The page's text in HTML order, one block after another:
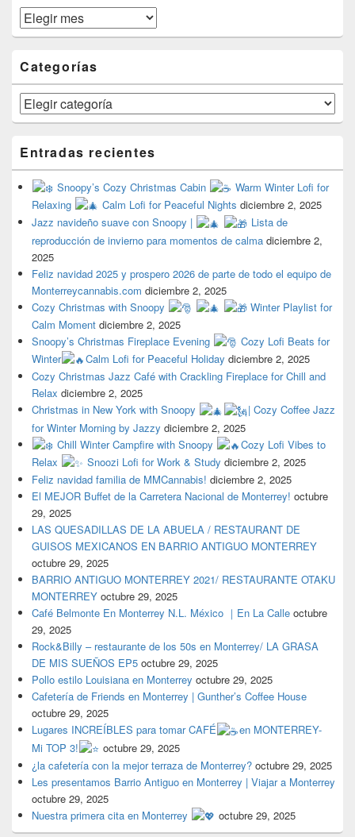
Archivos
Categorías
Categorías
Entradas recientes
Snoopy’s Cozy Christmas Cabin
Warm Winter Lofi for
Relaxing
Calm Lofi for Peaceful Nights diciembre 2, 2025
Jazz navideño suave con Snoopy |
Lista de
reproducción de invierno para momentos de calma diciembre 2,
2025
Feliz navidad 2025 y prospero 2026 de parte de todo el equipo de
Monterreycannabis.com diciembre 2, 2025
Cozy Christmas with Snoopy
Winter Playlist for
Calm Moment diciembre 2, 2025
Snoopy’s Christmas Fireplace Evening
Cozy Lofi Beats for
Winter
Calm Lofi for Peaceful Holiday diciembre 2, 2025
Cozy Christmas Jazz Café with Crackling Fireplace for Chill and
Relax diciembre 2, 2025
Christmas in New York with Snoopy
| Cozy Coffee Jazz
for Winter Morning by Jazzy diciembre 2, 2025
Chill Winter Campfire with Snoopy
Cozy Lofi Vibes to
Relax
Snoozi Lofi for Work & Study diciembre 2, 2025
Feliz navidad familia de MMCannabis! diciembre 2, 2025
El MEJOR Buffet de la Carretera Nacional de Monterrey! octubre
29, 2025
LAS QUESADILLAS DE LA ABUELA / RESTAURANT DE
GUISOS MEXICANOS EN BARRIO ANTIGUO MONTERREY
octubre 29, 2025
BARRIO ANTIGUO MONTERREY 2021/ RESTAURANTE OTAKU
MONTERREY octubre 29, 2025
Café Belmonte En Monterrey N.L. México ｜En La Calle octubre
29, 2025
Rock&Billy – restaurante de los 50s en Monterrey/ LA GRASA
DE MIS SUEÑOS EP5 octubre 29, 2025
Pollo estilo Louisiana en Monterrey octubre 29, 2025
Cafetería de Friends en Monterrey | Gunther’s Coffee House
octubre 29, 2025
Lugares INCREÍBLES para tomar CAFÉ
en MONTERREY-
Mi TOP 3!
octubre 29, 2025
¿la cafetería con la mejor terraza de Monterrey? octubre 29, 2025
Les presentamos Barrio Antiguo en Monterrey | Viajar a Monterrey
octubre 29, 2025
Nuestra primera cita en Monterrey
octubre 29, 2025